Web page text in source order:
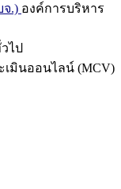
จ.) องค์การบริหาร
ไป
เมินออนไลน์ (MCV)